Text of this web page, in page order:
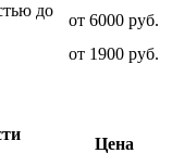
до
от 6000 руб.
от 1900 руб.
Цена